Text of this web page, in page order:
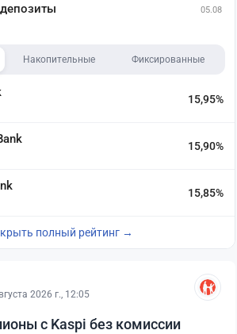
05.08
Накопительные Фиксированные
15,95%
15,90%
15,85%
полный рейтинг →
2026 г., 12:05
с Kaspi без комиссии